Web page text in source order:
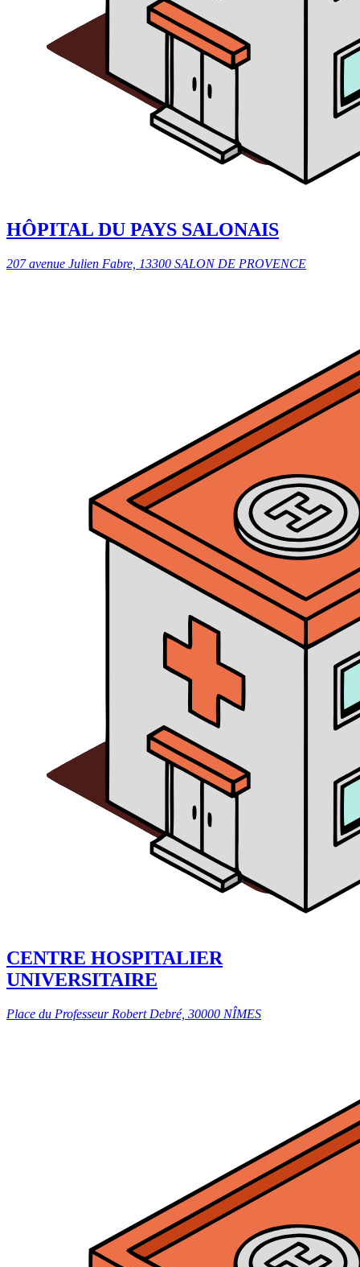
HÔPITAL DU PAYS SALONAIS
207 avenue Julien Fabre, 13300 SALON DE PROVENCE
CENTRE HOSPITALIER
UNIVERSITAIRE
Place du Professeur Robert Debré, 30000 NÎMES